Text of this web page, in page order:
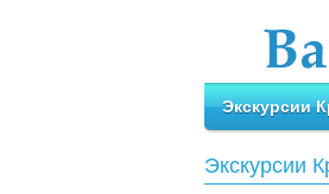
Экскурсии
Экскурсии